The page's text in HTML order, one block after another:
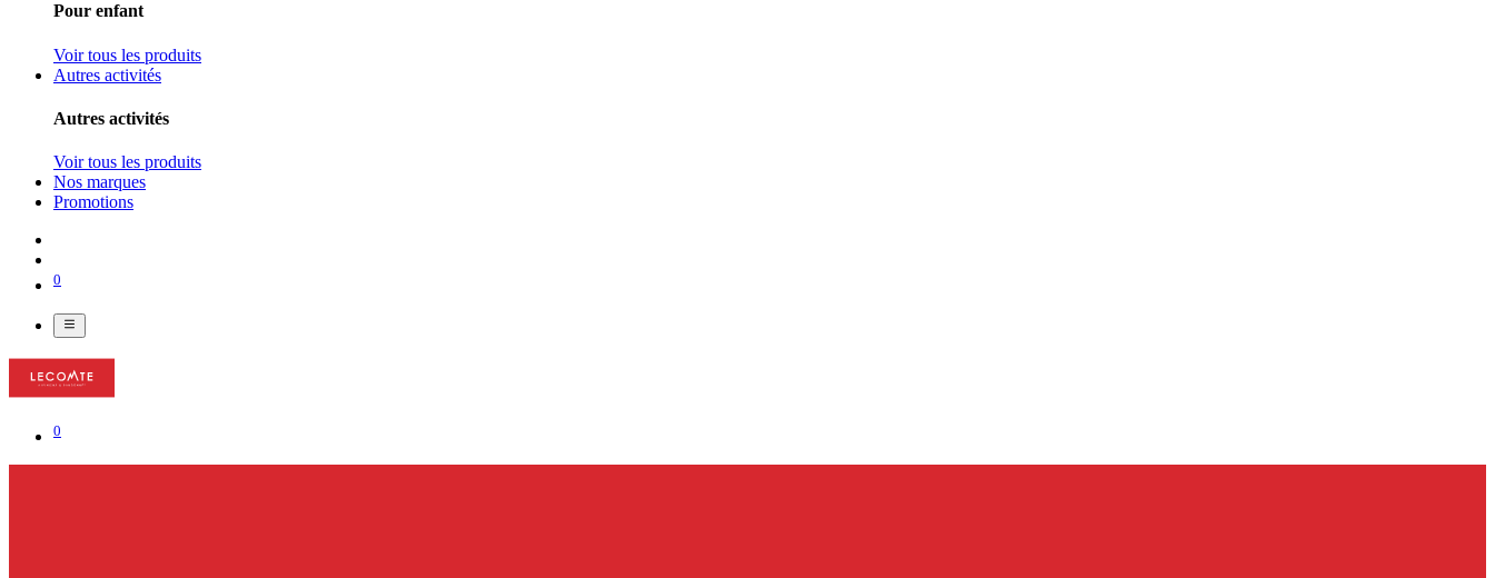
Pour enfant
Voir tous les produits
Autres activités
Autres activités
Voir tous les produits
Nos marques
Promotions
0
0